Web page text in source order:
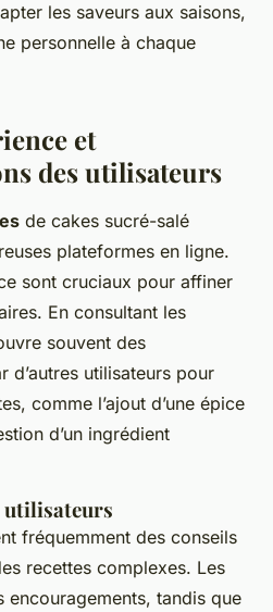
les saveurs aux saisons,
personnelle à chaque
et
des utilisateurs
de cakes sucré-salé
plateformes en ligne.
sont cruciaux pour affiner
En consultant les
souvent des
d’autres utilisateurs pour
comme l’ajout d’une épice
d’un ingrédient
utilisateurs
fréquemment des conseils
recettes complexes. Les
tandis que